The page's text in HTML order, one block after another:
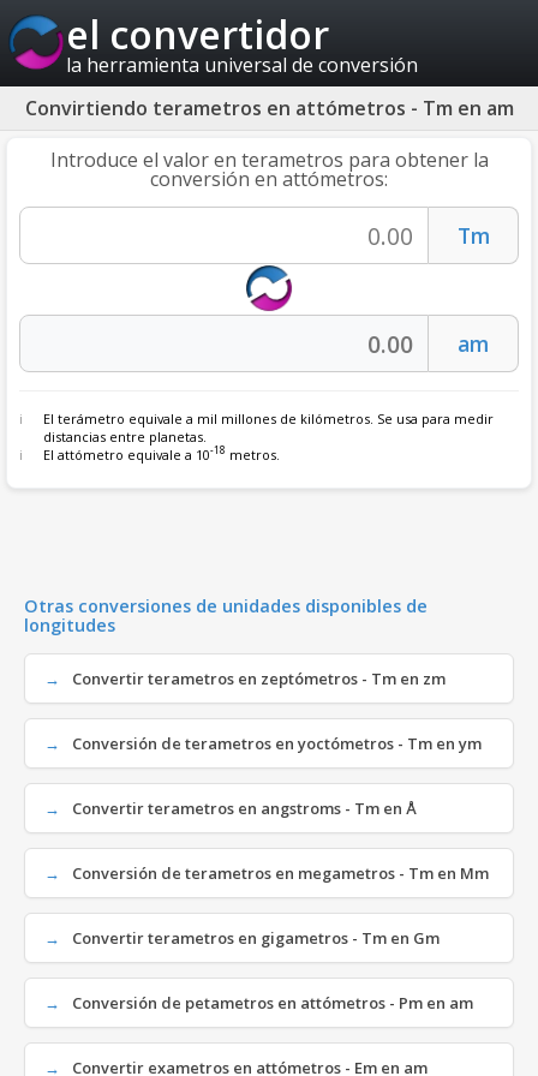
el convertidor
la herramienta universal de conversión
Convirtiendo terametros en attómetros - Tm en am
Introduce el valor en terametros para obtener la
conversión en attómetros:
El terámetro equivale a mil millones de kilómetros. Se usa para medir
distancias entre planetas.
El attómetro equivale a 10-18 metros.
Otras conversiones de unidades disponibles de
longitudes
Convertir terametros en zeptómetros - Tm en zm
Conversión de terametros en yoctómetros - Tm en ym
Convertir terametros en angstroms - Tm en Å
Conversión de terametros en megametros - Tm en Mm
Convertir terametros en gigametros - Tm en Gm
Conversión de petametros en attómetros - Pm en am
Convertir exametros en attómetros - Em en am